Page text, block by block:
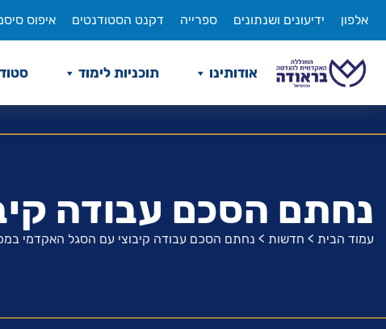
לתוכן
אלפון ידיעונים ושנתונים ספרייה דקנט הסטודנטים איפוס
אודותינו תוכניות לימוד
נחתם הסכם עבודה
עמוד הבית > חדשות > נחתם הסכם עבודה קיבוצי עם הסגל האקדמי